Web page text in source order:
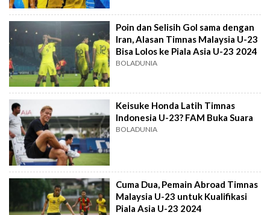
Poin dan Selisih Gol sama dengan
Iran, Alasan Timnas Malaysia U-23
Bisa Lolos ke Piala Asia U-23 2024
BOLADUNIA
Keisuke Honda Latih Timnas
Indonesia U-23? FAM Buka Suara
BOLADUNIA
Cuma Dua, Pemain Abroad Timnas
Malaysia U-23 untuk Kualifikasi
Piala Asia U-23 2024